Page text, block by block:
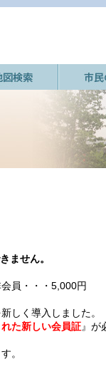
ません。
・・・5,000円
しく導入しました。
た新しい会員証』が
。